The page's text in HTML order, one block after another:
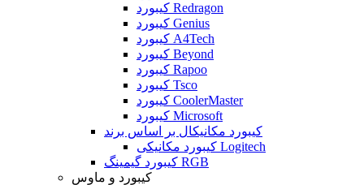
کیبورد Redragon
کیبورد Genius
کیبورد A4Tech
کیبورد Beyond
کیبورد Rapoo
کیبورد Tsco
کیبورد CoolerMaster
کیبورد Microsoft
کیبورد مکانیکال بر اساس برند
کیبورد مکانیکی Logitech
کیبورد گیمینگ RGB
کیبورد و ماوس